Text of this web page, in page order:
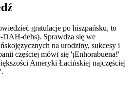
gratulacje po hiszpańsku, to
DAH-dehs). Sprawdza się we
na urodziny, sukcesy i
częściej mówi się '¡Enhorabuena!'
Ameryki Łacińskiej najczęściej